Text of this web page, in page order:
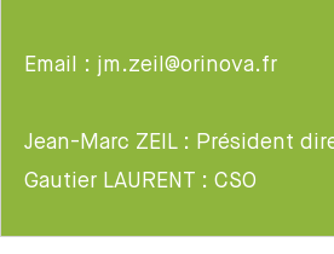
Email : jm.zeil@orinova.fr
Jean-Marc ZEIL : Président
Gautier LAURENT : CSO